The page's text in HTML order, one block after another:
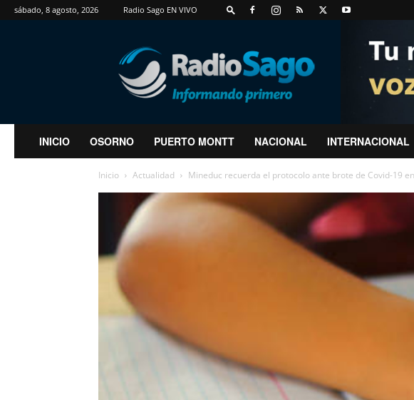
sábado, 8 agosto, 2026 Radio Sago EN VIVO
RadioSago
INICIO OSORNO PUERTO MONTT NACIONAL INTERNACIONAL
Inicio Actualidad Mineduc recuerda el protocolo ante brote de Covid-19